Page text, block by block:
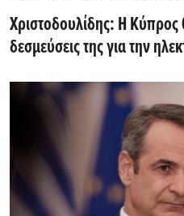
Χριστοδουλίδης: H Κύπρος
δεσμεύσεις της για την